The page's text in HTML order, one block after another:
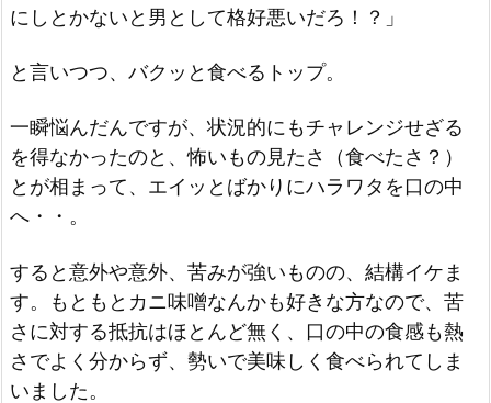
にしとかないと男として格好悪いだろ！？」
と言いつつ、バクッと食べるトップ。
一瞬悩んだんですが、状況的にもチャレンジせざる
を得なかったのと、怖いもの見たさ（食べたさ？）
とが相まって、エイッとばかりにハラワタを口の中
へ・・。
すると意外や意外、苦みが強いものの、結構イケま
す。もともとカニ味噌なんかも好きな方なので、苦
さに対する抵抗はほとんど無く、口の中の食感も熱
さでよく分からず、勢いで美味しく食べられてしま
いました。